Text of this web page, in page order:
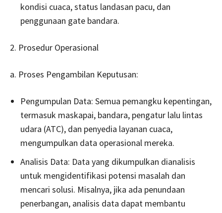
kondisi cuaca, status landasan pacu, dan
penggunaan gate bandara.
2. Prosedur Operasional
a. Proses Pengambilan Keputusan:
Pengumpulan Data: Semua pemangku kepentingan,
termasuk maskapai, bandara, pengatur lalu lintas
udara (ATC), dan penyedia layanan cuaca,
mengumpulkan data operasional mereka.
Analisis Data: Data yang dikumpulkan dianalisis
untuk mengidentifikasi potensi masalah dan
mencari solusi. Misalnya, jika ada penundaan
penerbangan, analisis data dapat membantu